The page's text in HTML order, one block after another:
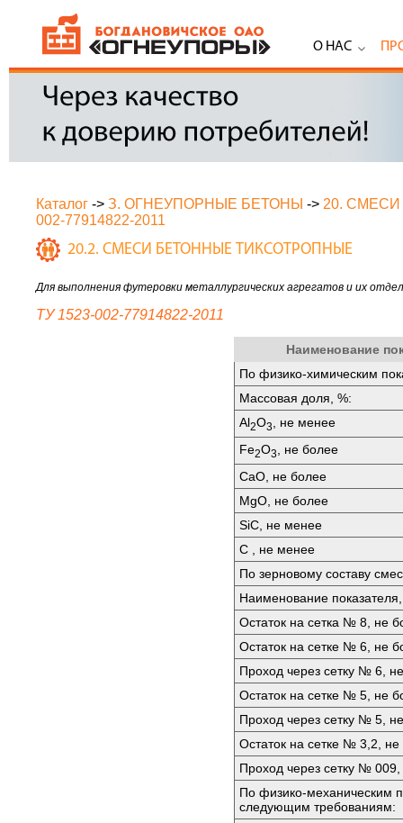
О НАС
Каталог -> З. ОГНЕУПОРНЫЕ БЕТОНЫ -> 20.
002-77914822-2011
20.2. СМЕСИ БЕТОННЫЕ ТИКСОТРОПНЫЕ
Для выполнения футеровки металлургических агрегатов и их
ТУ 1523-002-77914822-2011
Наименование
По физико-химическим
Массовая доля, %:
Аl2O3
, не менее
Fе2O3
, не более
СаО, не более
MgO, не более
SiC, не менее
C , не менее
По зерновому составу
Наименование
Остаток на сетка № 8, не
Остаток на сетке № 6, не
Проход через сетку № 6,
Остаток на сетке № 5, не
Проход через сетку № 5,
Остаток на сетке № 3,2,
Проход через сетку №
По физико-механическим
следующим требованиям: